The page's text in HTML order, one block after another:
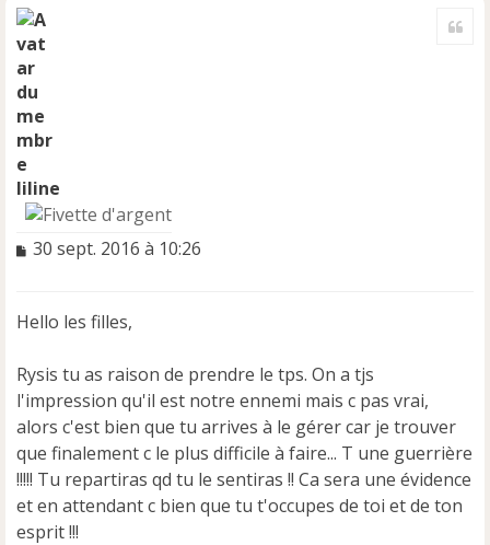
liline
M
a
e
n
o
n
l
u
30 sept. 2016 à 10:26
Hello les filles,
Rysis tu as raison de prendre le tps. On a tjs
l'impression qu'il est notre ennemi mais c pas vrai,
alors c'est bien que tu arrives à le gérer car je trouver
que finalement c le plus difficile à faire... T une guerrière
!!!!! Tu repartiras qd tu le sentiras !! Ca sera une évidence
et en attendant c bien que tu t'occupes de toi et de ton
esprit !!!